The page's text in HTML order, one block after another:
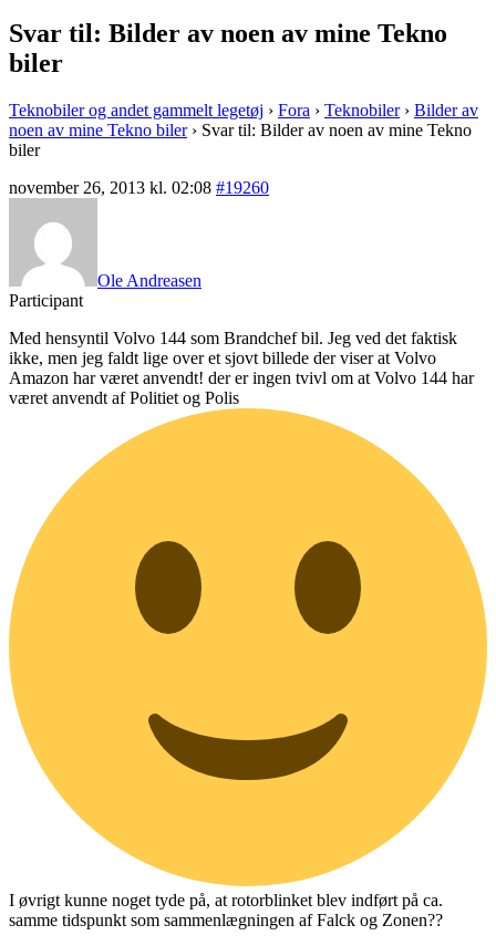
Svar til: Bilder av noen av mine Tekno
biler
Teknobiler og andet gammelt legetøj › Fora › Teknobiler › Bilder av
noen av mine Tekno biler › Svar til: Bilder av noen av mine Tekno
biler
november 26, 2013 kl. 02:08 #19260
Ole Andreasen
Participant
Med hensyntil Volvo 144 som Brandchef bil. Jeg ved det faktisk
ikke, men jeg faldt lige over et sjovt billede der viser at Volvo
Amazon har været anvendt! der er ingen tvivl om at Volvo 144 har
været anvendt af Politiet og Polis
I øvrigt kunne noget tyde på, at rotorblinket blev indført på ca.
samme tidspunkt som sammenlægningen af Falck og Zonen??